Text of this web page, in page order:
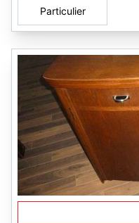
Particulier